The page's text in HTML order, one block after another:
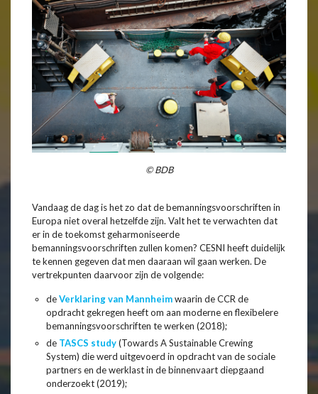
© BDB
Vandaag de dag is het zo dat de bemanningsvoorschriften in
Europa niet overal hetzelfde zijn. Valt het te verwachten dat
er in de toekomst geharmoniseerde
bemanningsvoorschriften zullen komen? CESNI heeft duidelijk
te kennen gegeven dat men daaraan wil gaan werken. De
vertrekpunten daarvoor zijn de volgende:
deVerklaring van Mannheimwaarin de CCR de
opdracht gekregen heeft om aan moderne en flexibelere
bemanningsvoorschriften te werken (2018);
de TASCS study(Towards A Sustainable Crewing
System) die werd uitgevoerd in opdracht van de sociale
partners en de werklast in de binnenvaart diepgaand
onderzoekt (2019);